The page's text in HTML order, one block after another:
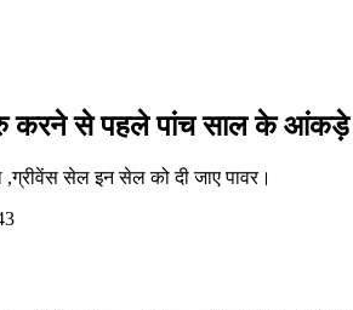
करने से पहले पांच साल के आंकड़े
सेल इन सेल को दी जाए पावर।